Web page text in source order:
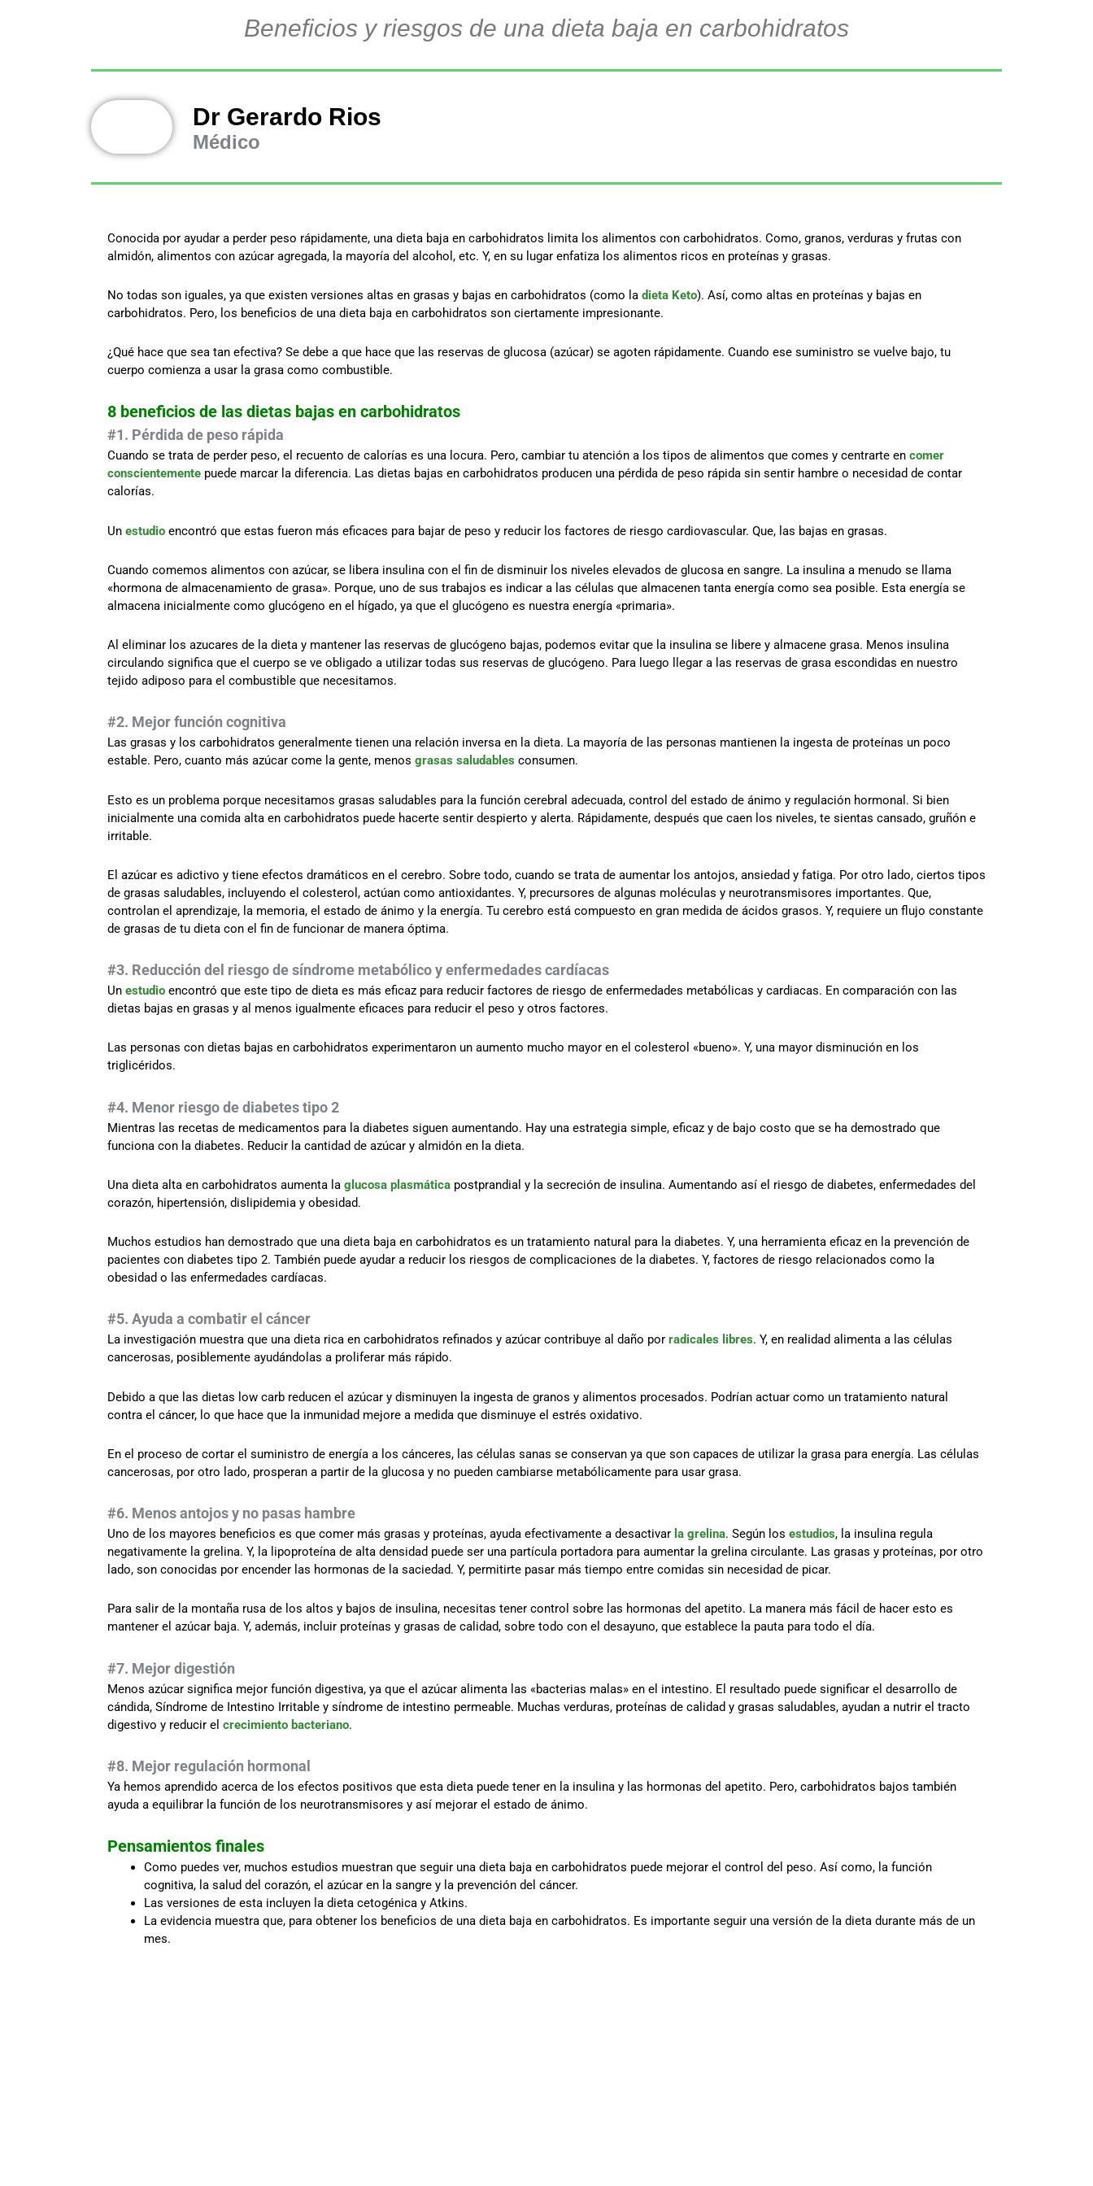
Beneficios y riesgos de una dieta baja en carbohidratos
Dr Gerardo Rios
Médico
Conocida por ayudar a perder peso rápidamente, una dieta baja en carbohidratos limita los alimentos con carbohidratos. Como, granos, verduras y frutas con
almidón, alimentos con azúcar agregada, la mayoría del alcohol, etc. Y, en su lugar enfatiza los alimentos ricos en proteínas y grasas.
No todas son iguales, ya que existen versiones altas en grasas y bajas en carbohidratos (como la dieta Keto). Así, como altas en proteínas y bajas en
carbohidratos. Pero, los beneficios de una dieta baja en carbohidratos son ciertamente impresionante.
¿Qué hace que sea tan efectiva? Se debe a que hace que las reservas de glucosa (azúcar) se agoten rápidamente. Cuando ese suministro se vuelve bajo, tu
cuerpo comienza a usar la grasa como combustible.
8 beneficios de las dietas bajas en carbohidratos
#1. Pérdida de peso rápida
Cuando se trata de perder peso, el recuento de calorías es una locura. Pero, cambiar tu atención a los tipos de alimentos que comes y centrarte en comer
conscientemente puede marcar la diferencia. Las dietas bajas en carbohidratos producen una pérdida de peso rápida sin sentir hambre o necesidad de contar
calorías.
Un estudio encontró que estas fueron más eficaces para bajar de peso y reducir los factores de riesgo cardiovascular. Que, las bajas en grasas.
Cuando comemos alimentos con azúcar, se libera insulina con el fin de disminuir los niveles elevados de glucosa en sangre. La insulina a menudo se llama
«hormona de almacenamiento de grasa». Porque, uno de sus trabajos es indicar a las células que almacenen tanta energía como sea posible. Esta energía se
almacena inicialmente como glucógeno en el hígado, ya que el glucógeno es nuestra energía «primaria».
Al eliminar los azucares de la dieta y mantener las reservas de glucógeno bajas, podemos evitar que la insulina se libere y almacene grasa. Menos insulina
circulando significa que el cuerpo se ve obligado a utilizar todas sus reservas de glucógeno. Para luego llegar a las reservas de grasa escondidas en nuestro
tejido adiposo para el combustible que necesitamos.
#2. Mejor función cognitiva
Las grasas y los carbohidratos generalmente tienen una relación inversa en la dieta. La mayoría de las personas mantienen la ingesta de proteínas un poco
estable. Pero, cuanto más azúcar come la gente, menos grasas saludables consumen.
Esto es un problema porque necesitamos grasas saludables para la función cerebral adecuada, control del estado de ánimo y regulación hormonal. Si bien
inicialmente una comida alta en carbohidratos puede hacerte sentir despierto y alerta. Rápidamente, después que caen los niveles, te sientas cansado, gruñón e
irritable.
El azúcar es adictivo y tiene efectos dramáticos en el cerebro. Sobre todo, cuando se trata de aumentar los antojos, ansiedad y fatiga. Por otro lado, ciertos tipos
de grasas saludables, incluyendo el colesterol, actúan como antioxidantes. Y, precursores de algunas moléculas y neurotransmisores importantes. Que,
controlan el aprendizaje, la memoria, el estado de ánimo y la energía. Tu cerebro está compuesto en gran medida de ácidos grasos. Y, requiere un flujo constante
de grasas de tu dieta con el fin de funcionar de manera óptima.
#3. Reducción del riesgo de síndrome metabólico y enfermedades cardíacas
Un estudio encontró que este tipo de dieta es más eficaz para reducir factores de riesgo de enfermedades metabólicas y cardiacas. En comparación con las
dietas bajas en grasas y al menos igualmente eficaces para reducir el peso y otros factores.
Las personas con dietas bajas en carbohidratos experimentaron un aumento mucho mayor en el colesterol «bueno». Y, una mayor disminución en los
triglicéridos.
#4. Menor riesgo de diabetes tipo 2
Mientras las recetas de medicamentos para la diabetes siguen aumentando. Hay una estrategia simple, eficaz y de bajo costo que se ha demostrado que
funciona con la diabetes. Reducir la cantidad de azúcar y almidón en la dieta.
Una dieta alta en carbohidratos aumenta la glucosa plasmática postprandial y la secreción de insulina. Aumentando así el riesgo de diabetes, enfermedades del
corazón, hipertensión, dislipidemia y obesidad.
Muchos estudios han demostrado que una dieta baja en carbohidratos es un tratamiento natural para la diabetes. Y, una herramienta eficaz en la prevención de
pacientes con diabetes tipo 2. También puede ayudar a reducir los riesgos de complicaciones de la diabetes. Y, factores de riesgo relacionados como la
obesidad o las enfermedades cardíacas.
#5. Ayuda a combatir el cáncer
La investigación muestra que una dieta rica en carbohidratos refinados y azúcar contribuye al daño por radicales libres. Y, en realidad alimenta a las células
cancerosas, posiblemente ayudándolas a proliferar más rápido.
Debido a que las dietas low carb reducen el azúcar y disminuyen la ingesta de granos y alimentos procesados. Podrían actuar como un tratamiento natural
contra el cáncer, lo que hace que la inmunidad mejore a medida que disminuye el estrés oxidativo.
En el proceso de cortar el suministro de energía a los cánceres, las células sanas se conservan ya que son capaces de utilizar la grasa para energía. Las células
cancerosas, por otro lado, prosperan a partir de la glucosa y no pueden cambiarse metabólicamente para usar grasa.
#6. Menos antojos y no pasas hambre
Uno de los mayores beneficios es que comer más grasas y proteínas, ayuda efectivamente a desactivar la grelina. Según los estudios, la insulina regula
negativamente la grelina. Y, la lipoproteína de alta densidad puede ser una partícula portadora para aumentar la grelina circulante. Las grasas y proteínas, por otro
lado, son conocidas por encender las hormonas de la saciedad. Y, permitirte pasar más tiempo entre comidas sin necesidad de picar.
Para salir de la montaña rusa de los altos y bajos de insulina, necesitas tener control sobre las hormonas del apetito. La manera más fácil de hacer esto es
mantener el azúcar baja. Y, además, incluir proteínas y grasas de calidad, sobre todo con el desayuno, que establece la pauta para todo el día.
#7. Mejor digestión
Menos azúcar significa mejor función digestiva, ya que el azúcar alimenta las «bacterias malas» en el intestino. El resultado puede significar el desarrollo de
cándida, Síndrome de Intestino Irritable y síndrome de intestino permeable. Muchas verduras, proteínas de calidad y grasas saludables, ayudan a nutrir el tracto
digestivo y reducir el crecimiento bacteriano.
#8. Mejor regulación hormonal
Ya hemos aprendido acerca de los efectos positivos que esta dieta puede tener en la insulina y las hormonas del apetito. Pero, carbohidratos bajos también
ayuda a equilibrar la función de los neurotransmisores y así mejorar el estado de ánimo.
Pensamientos finales
Como puedes ver, muchos estudios muestran que seguir una dieta baja en carbohidratos puede mejorar el control del peso. Así como, la función
cognitiva, la salud del corazón, el azúcar en la sangre y la prevención del cáncer.
Las versiones de esta incluyen la dieta cetogénica y Atkins.
La evidencia muestra que, para obtener los beneficios de una dieta baja en carbohidratos. Es importante seguir una versión de la dieta durante más de un
mes.